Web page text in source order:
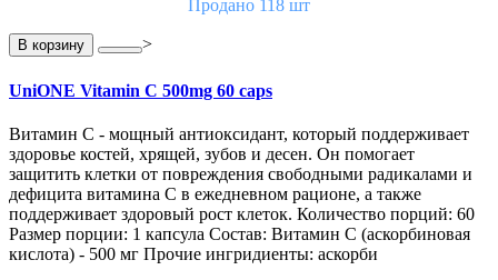
Продано 118 шт
В корзину >
UniONE Vitamin С 500mg 60 caps
Витамин С - мощный антиоксидант, который поддерживает
здоровье костей, хрящей, зубов и десен. Он помогает
защитить клетки от повреждения свободными радикалами и
дефицита витамина С в ежедневном рационе, а также
поддерживает здоровый рост клеток. Количество порций: 60
Размер порции: 1 капсула Состав: Витамин С (аскорбиновая
кислота) - 500 мг Прочие ингридиенты: аскорби